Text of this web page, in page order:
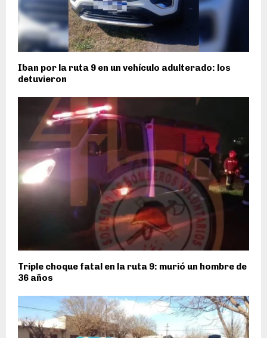
Iban por la ruta 9 en un vehículo adulterado: los
detuvieron
Triple choque fatal en la ruta 9: murió un hombre de
36 años